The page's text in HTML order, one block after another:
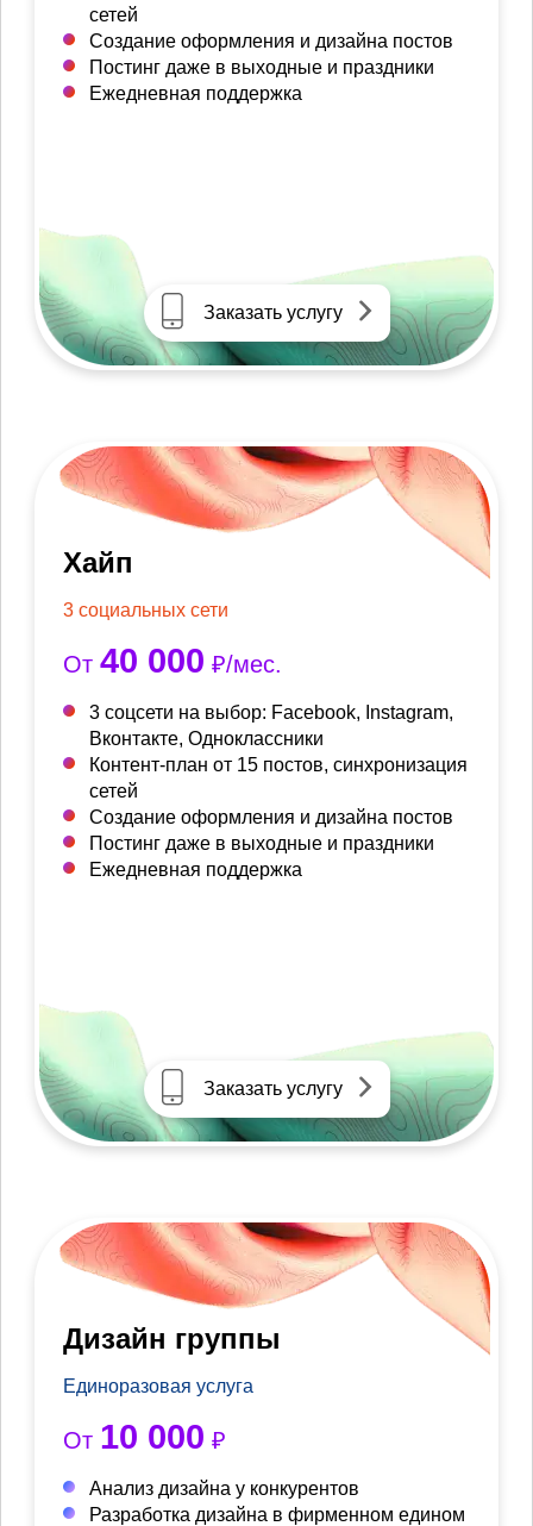
сетей
Создание оформления и дизайна постов
Постинг даже в выходные и праздники
Ежедневная поддержка
Заказать услугу
Хайп
3 социальных сети
От 40 000 ₽/мес.
3 соцсети на выбор: Facebook, Instagram,
Вконтакте, Одноклассники
Контент-план от 15 постов, синхронизация
сетей
Создание оформления и дизайна постов
Постинг даже в выходные и праздники
Ежедневная поддержка
Заказать услугу
Дизайн группы
Единоразовая услуга
От 10 000 ₽
Анализ дизайна у конкурентов
Разработка дизайна в фирменном едином